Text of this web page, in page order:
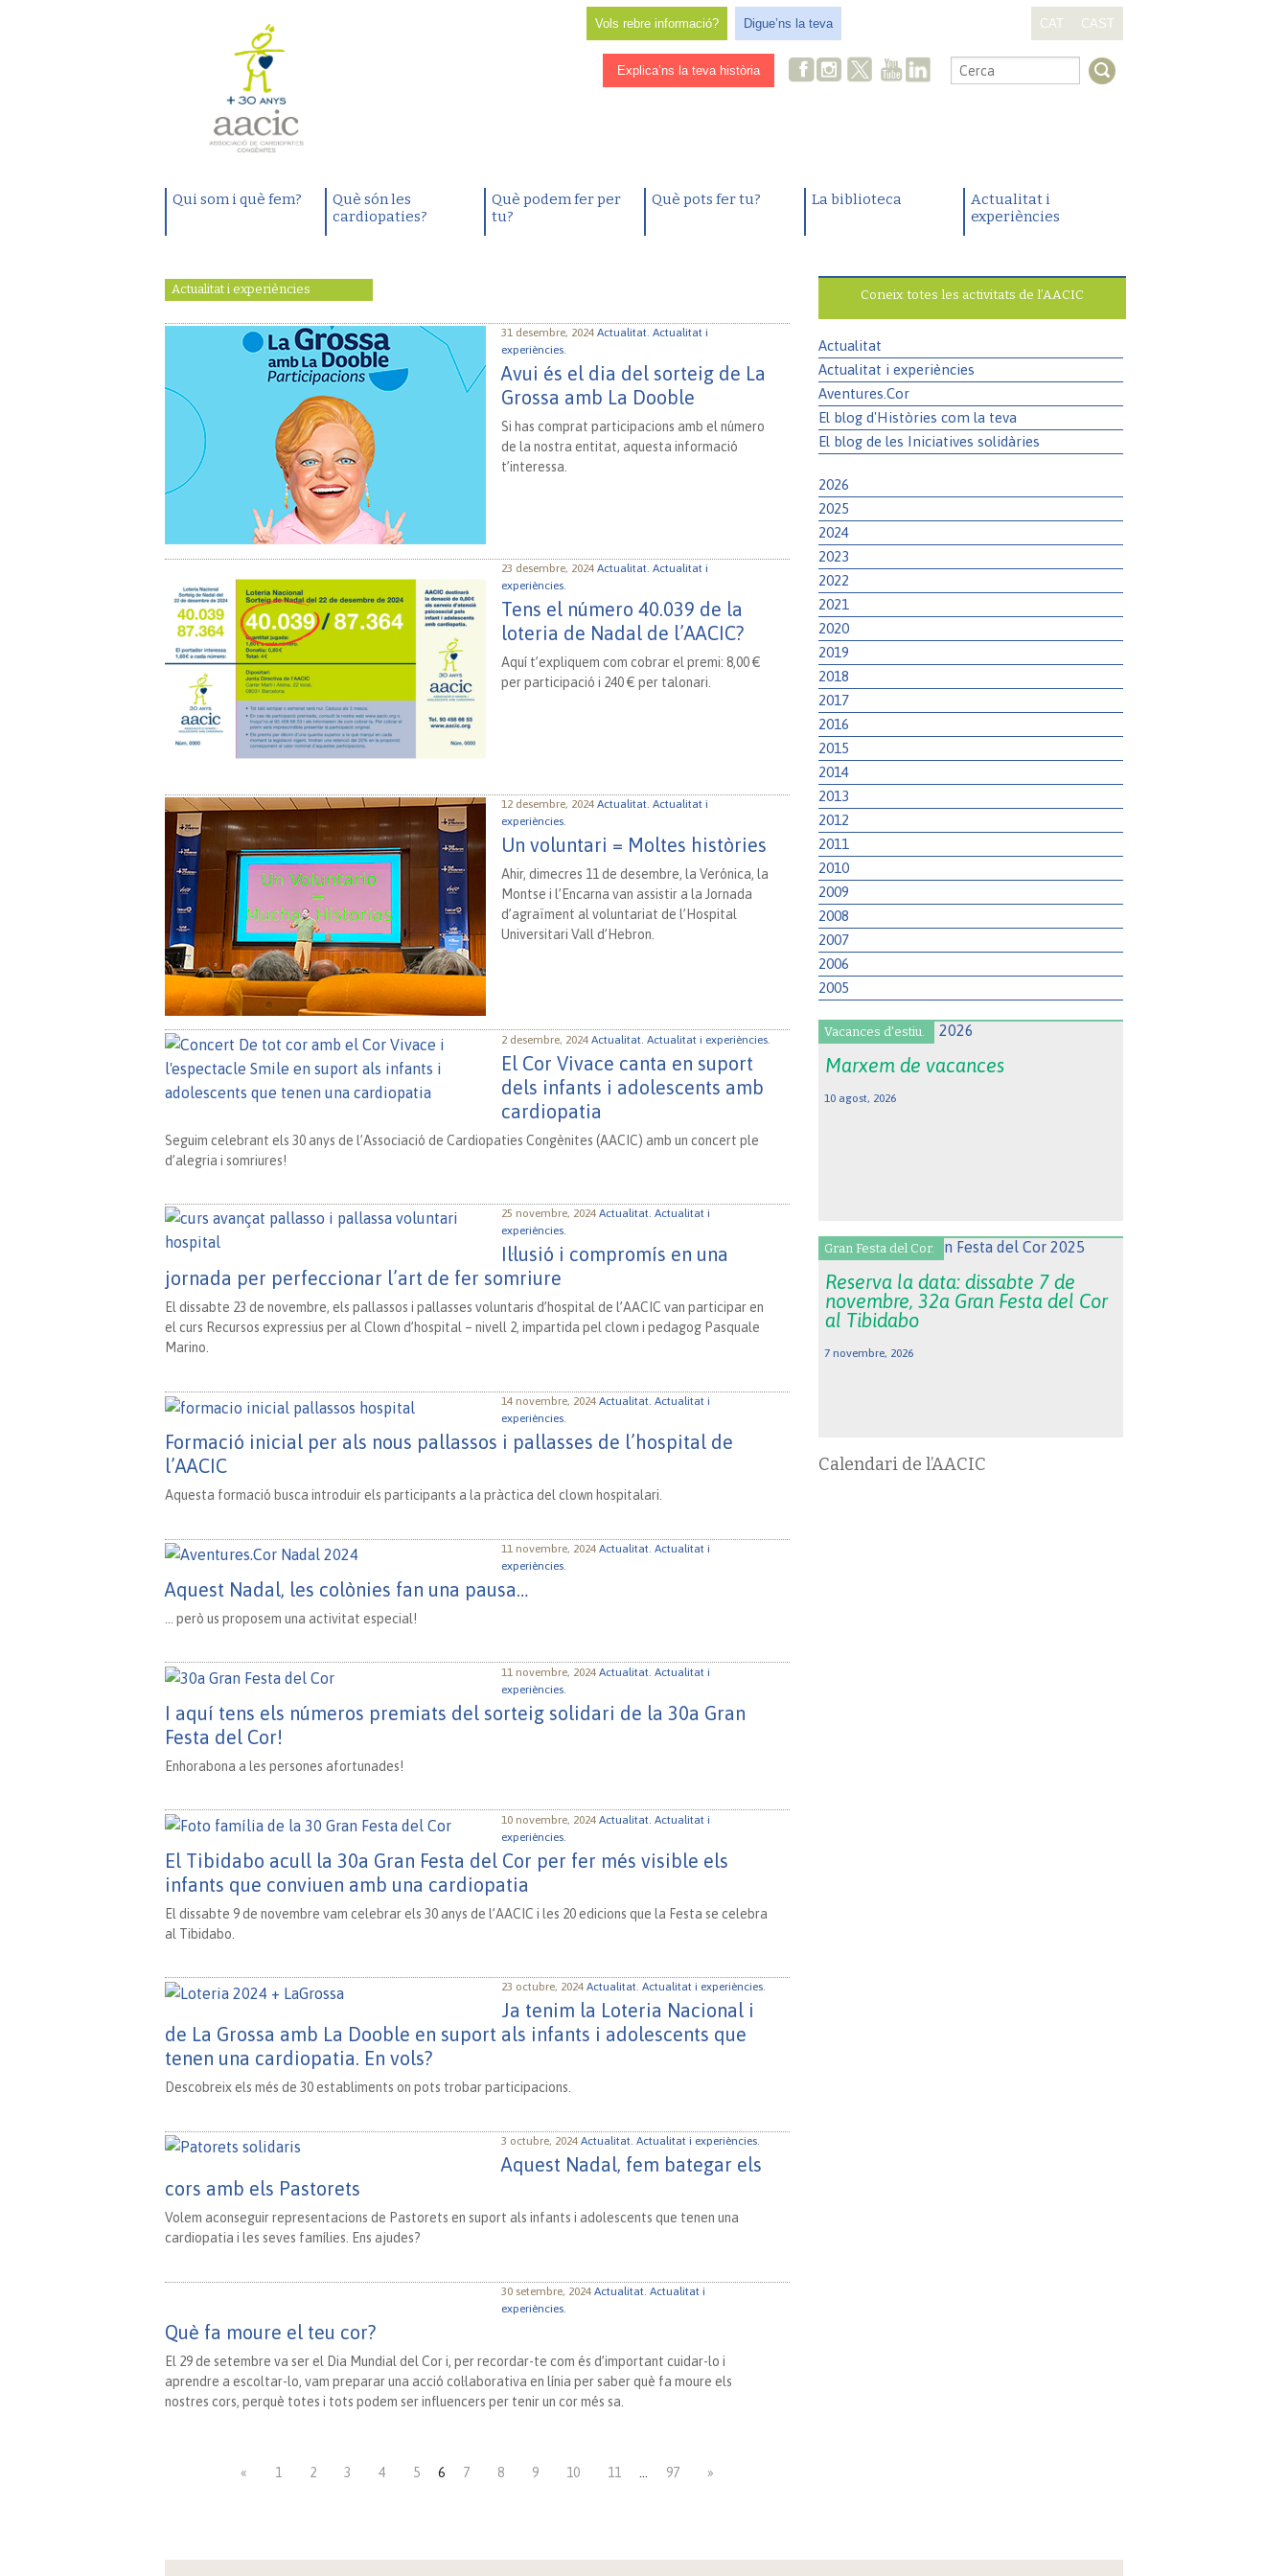
Vols rebre informació? Digue’ns la teva CAT CAST
Explica’ns la teva història .
Qui som i què fem?
Què són les
cardiopaties?
Què podem fer per
tu?
Què pots fer tu? La biblioteca
Actualitat i
experiències
Actualitat i experiències
31 desembre, 2024 Actualitat. Actualitat i
experiències.
Avui és el dia del sorteig de La
Grossa amb La Dooble
Si has comprat participacions amb el número
de la nostra entitat, aquesta informació
t’interessa.
23 desembre, 2024 Actualitat. Actualitat i
experiències.
Tens el número 40.039 de la
loteria de Nadal de l’AACIC?
Aquí t’expliquem com cobrar el premi: 8,00 €
per participació i 240 € per talonari.
12 desembre, 2024 Actualitat. Actualitat i
experiències.
Un voluntari = Moltes històries
Ahir, dimecres 11 de desembre, la Verónica, la
Montse i l’Encarna van assistir a la Jornada
d’agraïment al voluntariat de l’Hospital
Universitari Vall d’Hebron.
2 desembre, 2024 Actualitat. Actualitat i experiències.
El Cor Vivace canta en suport
dels infants i adolescents amb
cardiopatia
Seguim celebrant els 30 anys de l’Associació de Cardiopaties Congènites (AACIC) amb un concert ple
d’alegria i somriures!
25 novembre, 2024 Actualitat. Actualitat i
experiències.
Il·lusió i compromís en una
jornada per perfeccionar l’art de fer somriure
El dissabte 23 de novembre, els pallassos i pallasses voluntaris d’hospital de l’AACIC van participar en
el curs Recursos expressius per al Clown d’hospital – nivell 2, impartida pel clown i pedagog Pasquale
Marino.
14 novembre, 2024 Actualitat. Actualitat i
experiències.
Formació inicial per als nous pallassos i pallasses de l’hospital de
l’AACIC
Aquesta formació busca introduir els participants a la pràctica del clown hospitalari.
11 novembre, 2024 Actualitat. Actualitat i
experiències.
Aquest Nadal, les colònies fan una pausa…
… però us proposem una activitat especial!
11 novembre, 2024 Actualitat. Actualitat i
experiències.
I aquí tens els números premiats del sorteig solidari de la 30a Gran
Festa del Cor!
Enhorabona a les persones afortunades!
10 novembre, 2024 Actualitat. Actualitat i
experiències.
El Tibidabo acull la 30a Gran Festa del Cor per fer més visible els
infants que conviuen amb una cardiopatia
El dissabte 9 de novembre vam celebrar els 30 anys de l’AACIC i les 20 edicions que la Festa se celebra
al Tibidabo.
23 octubre, 2024 Actualitat. Actualitat i experiències.
Ja tenim la Loteria Nacional i
de La Grossa amb La Dooble en suport als infants i adolescents que
tenen una cardiopatia. En vols?
Descobreix els més de 30 establiments on pots trobar participacions.
3 octubre, 2024 Actualitat. Actualitat i experiències.
Aquest Nadal, fem bategar els
cors amb els Pastorets
Volem aconseguir representacions de Pastorets en suport als infants i adolescents que tenen una
cardiopatia i les seves famílies. Ens ajudes?
30 setembre, 2024 Actualitat. Actualitat i
experiències.
Què fa moure el teu cor?
El 29 de setembre va ser el Dia Mundial del Cor i, per recordar-te com és d’important cuidar-lo i
aprendre a escoltar-lo, vam preparar una acció col·laborativa en línia per saber què fa moure els
nostres cors, perquè totes i tots podem ser influencers per tenir un cor més sa.
« 1 2 3 4 5 6 7 8 9 10 11 … 97 »
Coneix totes les activitats de l’AACIC
Actualitat
Actualitat i experiències
Aventures.Cor
El blog d'Històries com la teva
El blog de les Iniciatives solidàries
2026
2025
2024
2023
2022
2021
2020
2019
2018
2017
2016
2015
2014
2013
2012
2011
2010
2009
2008
2007
2006
2005
Vacances d'estiu.
Marxem de vacances
10 agost, 2026
Gran Festa del Cor.
Reserva la data: dissabte 7 de
novembre, 32a Gran Festa del Cor
al Tibidabo
7 novembre, 2026
Calendari de l’AACIC